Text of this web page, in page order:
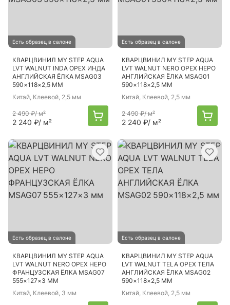
Есть образец в салоне
КВАРЦВИНИЛ MY STEP AQUA
LVT WALNUT INDA ОРЕХ ИНДА
АНГЛИЙСКАЯ ЁЛКА MSAG03
590×118×2,5 ММ
Китай, Клеевой, 2,5 мм
2 490 ₽/ м²
2 240 ₽/ м²
Есть образец в салоне
КВАРЦВИНИЛ MY STEP AQUA
LVT WALNUT NERO ОРЕХ НЕРО
АНГЛИЙСКАЯ ЁЛКА MSAG01
590×118×2,5 ММ
Китай, Клеевой, 2,5 мм
2 490 ₽/ м²
2 240 ₽/ м²
Есть образец в салоне
КВАРЦВИНИЛ MY STEP AQUA
LVT WALNUT NERO ОРЕХ НЕРО
ФРАНЦУЗСКАЯ ЁЛКА MSAG07
555×127×3 ММ
Китай, Клеевой, 3 мм
Есть образец в салоне
КВАРЦВИНИЛ MY STEP AQUA
LVT WALNUT TELA ОРЕХ ТЕЛА
АНГЛИЙСКАЯ ЁЛКА MSAG02
590×118×2,5 ММ
Китай, Клеевой, 2,5 мм